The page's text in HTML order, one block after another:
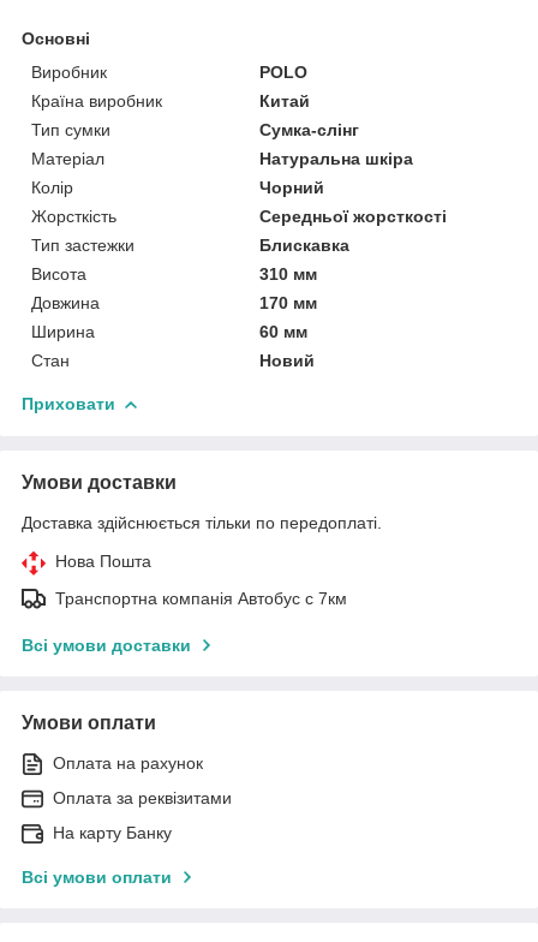
Основні
Виробник
POLO
Країна виробник
Китай
Тип сумки
Сумка-слінг
Матеріал
Натуральна шкіра
Колір
Чорний
Жорсткість
Середньої жорсткості
Тип застежки
Блискавка
Висота
310 мм
Довжина
170 мм
Ширина
60 мм
Стан
Новий
Приховати
Умови доставки
Доставка здійснюється тільки по передоплаті.
Нова Пошта
Транспортна компанія Автобус с 7км
Всі умови доставки
Умови оплати
Оплата на рахунок
Оплата за реквізитами
На карту Банку
Всі умови оплати